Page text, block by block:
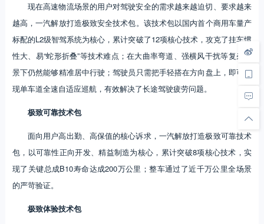
现在高速物流场景的用户对驾驶安全的需求越来越迫切、要求越来
越高，一汽解放打造极致安全技术包。该技术包以国内首个商用车量产
标配的L2级智驾系统为核心，累计突破了12项核心技术，攻克了挂车惯
性大、易“蛇形折叠”等技术难点；在大曲率弯道、强横风干扰等复杂场
景下仍然能够精准居中行驶；驾驶员只需把手轻搭在方向盘上，即可实
现单车道全速自适应巡航，有效解决了长途驾驶疲劳问题。
极致可靠技术包
面向用户高出勤、高保值的核心诉求，一汽解放打造极致可靠技术
包，以可靠性正向开发、精益制造为核心，累计突破8项核心技术，实
现了关键总成B10寿命达成200万公里；整车通过了近千万公里全场景
的严苛验证。
极致体验技术包